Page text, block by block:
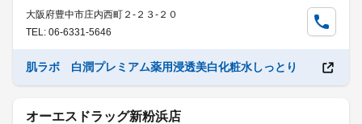
大阪府豊中市庄内西町２-２３-２０
TEL: 06-6331-5646
肌ラボ 白潤プレミアム薬用浸透美白化粧水しっとり
オーエスドラッグ新粉浜店